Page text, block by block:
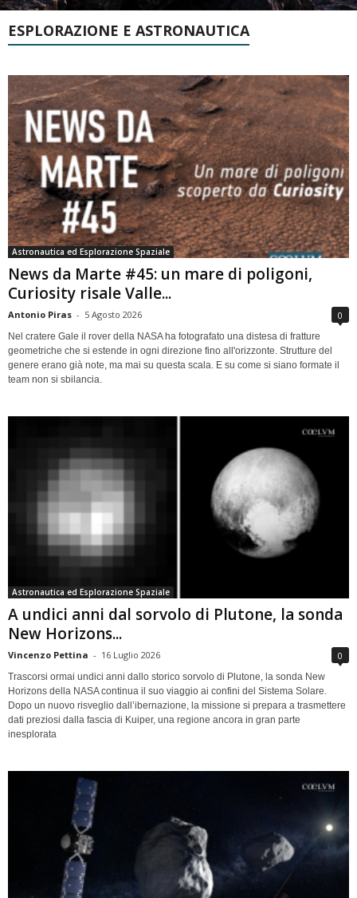
ESPLORAZIONE E ASTRONAUTICA
Astronautica ed Esplorazione Spaziale
News da Marte #45: un mare di poligoni,
Curiosity risale Valle...
Antonio Piras - 5 Agosto 2026 0
Nel cratere Gale il rover della NASA ha fotografato una distesa di fratture
geometriche che si estende in ogni direzione fino all'orizzonte. Strutture del
genere erano già note, ma mai su questa scala. E su come si siano formate il
team non si sbilancia.
Astronautica ed Esplorazione Spaziale
A undici anni dal sorvolo di Plutone, la sonda
New Horizons...
Vincenzo Pettina - 16 Luglio 2026 0
Trascorsi ormai undici anni dallo storico sorvolo di Plutone, la sonda New
Horizons della NASA continua il suo viaggio ai confini del Sistema Solare.
Dopo un nuovo risveglio dall’ibernazione, la missione si prepara a trasmettere
dati preziosi dalla fascia di Kuiper, una regione ancora in gran parte
inesplorata